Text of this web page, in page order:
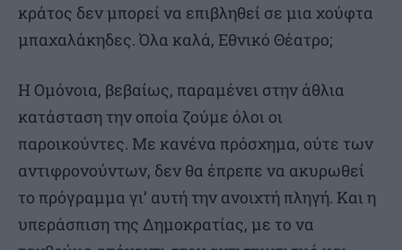
κράτος δεν μπορεί να επιβληθεί σε μια χούφτα
μπαχαλάκηδες. Όλα καλά, Εθνικό Θέατρο;
Η Ομόνοια, βεβαίως, παραμένει στην άθλια
κατάσταση την οποία ζούμε όλοι οι
παροικούντες. Με κανένα πρόσχημα, ούτε των
αντιφρονούντων, δεν θα έπρεπε να ακυρωθεί
το πρόγραμμα γι’ αυτή την ανοιχτή πληγή. Και η
υπεράσπιση της Δημοκρατίας, με το να